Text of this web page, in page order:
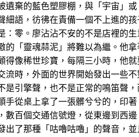
遺棄的藍色塑膠棚，與「宇宙」
語，彷彿在責備一個不上進的
零。廖沾沾不安的不是店裡的
「靈魂蒜泥」將難以為繼。他
像稀世珍寶，每隔三小時，他
時，外面的世界開始發出一些
擎聲，也不是正常的鳴笛聲，
從桌上拿了一張髒兮兮的，印
百個交通信號燈，從東邊到西
出了那種「咕嚕咕嚕」的聲音，